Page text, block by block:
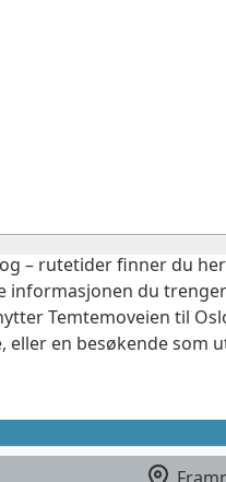
– rutetider finner du
du
Temtemoveien til
en besøkende som